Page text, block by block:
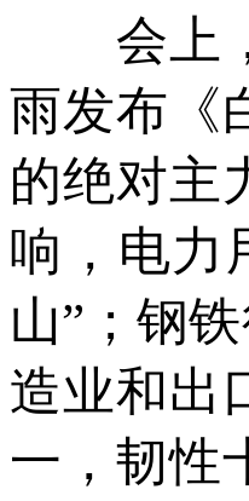
会上，
雨发布《
的绝对主
响，电力
山”；钢
造业和出
一，韧性